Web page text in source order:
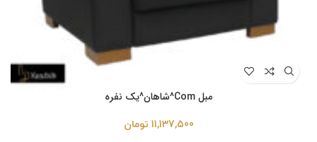
مبل Com^شاهان^یک نفره
11,137,500 تومان